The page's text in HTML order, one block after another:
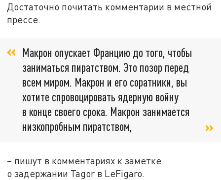
Достаточно почитать комментарии в местной
прессе.
Макрон опускает Францию до того, чтобы
заниматься пиратством. Это позор перед
всем миром. Макрон и его соратники, вы
хотите спровоцировать ядерную войну
в конце своего срока. Макрон занимается
низкопробным пиратством,
– пишут в комментариях к заметке
о задержании Tagor в LeFigaro.